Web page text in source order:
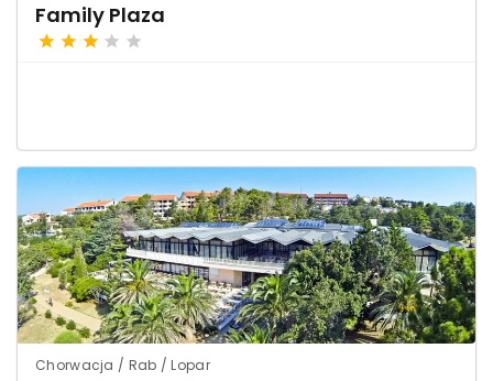
Family Plaza
Chorwacja / Rab / Lopar